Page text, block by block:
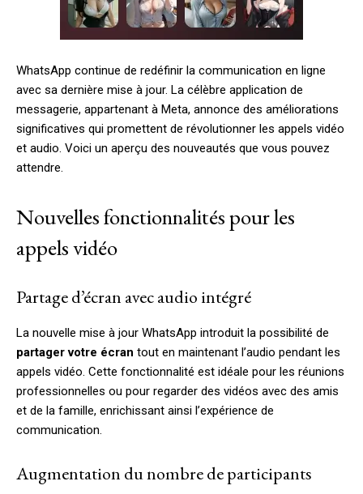
WhatsApp continue de redéfinir la communication en ligne
avec sa dernière mise à jour. La célèbre application de
messagerie, appartenant à Meta, annonce des améliorations
significatives qui promettent de révolutionner les appels vidéo
et audio. Voici un aperçu des nouveautés que vous pouvez
attendre.
Nouvelles fonctionnalités pour les
appels vidéo
Partage d’écran avec audio intégré
La nouvelle mise à jour WhatsApp introduit la possibilité de
partager votre écran tout en maintenant l’audio pendant les
appels vidéo. Cette fonctionnalité est idéale pour les réunions
professionnelles ou pour regarder des vidéos avec des amis
et de la famille, enrichissant ainsi l’expérience de
communication.
Augmentation du nombre de participants